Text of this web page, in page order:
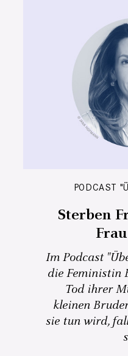
PODCAST
Sterben
Im Podcast
die Feministin
Tod ihrer
kleinen
sie tun wird,